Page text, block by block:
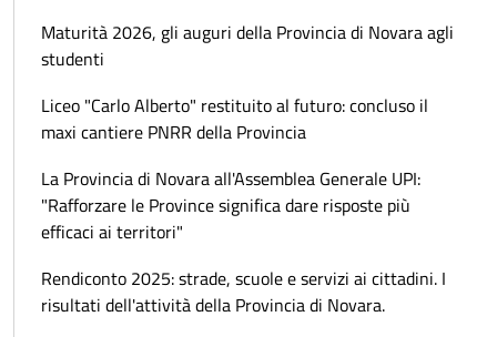
Maturità 2026, gli auguri della Provincia di Novara agli
studenti
Liceo "Carlo Alberto" restituito al futuro: concluso il
maxi cantiere PNRR della Provincia
La Provincia di Novara all'Assemblea Generale UPI:
"Rafforzare le Province significa dare risposte più
efficaci ai territori"
Rendiconto 2025: strade, scuole e servizi ai cittadini. I
risultati dell'attività della Provincia di Novara.